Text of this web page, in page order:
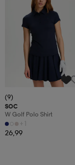
(9)
SOC
W Golf Polo Shirt
+1
26,99